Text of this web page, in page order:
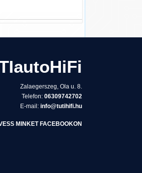
Zalaegerszeg, Ola u. 8.
Telefon: 06309742702
E-mail: info@tutihifi.hu
MINKET FACEBOOKON